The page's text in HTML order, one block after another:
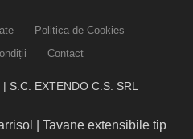
Politica de Cookies
Contact
S.C. EXTENDO C.S. SRL